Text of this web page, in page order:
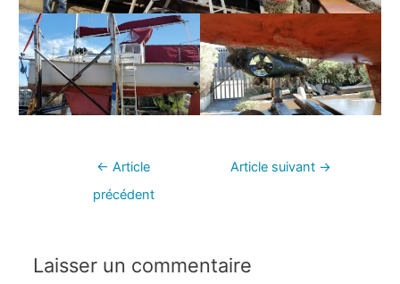
← Article
précédent
Article suivant →
Laisser un commentaire